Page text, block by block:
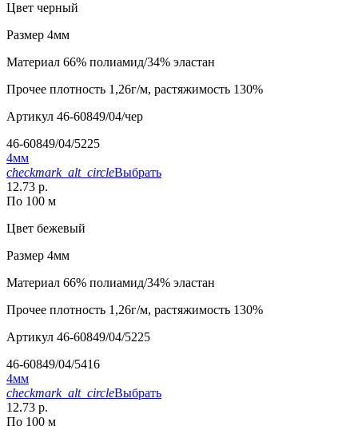
Цвет черный
Размер 4мм
Материал 66% полиамид/34% эластан
Прочее плотность 1,26г/м, растяжимость 130%
Артикул 46-60849/04/чер
46-60849/04/5225
4мм
checkmark_alt_circleВыбрать
12.73 р.
По 100 м
Цвет бежевый
Размер 4мм
Материал 66% полиамид/34% эластан
Прочее плотность 1,26г/м, растяжимость 130%
Артикул 46-60849/04/5225
46-60849/04/5416
4мм
checkmark_alt_circleВыбрать
12.73 р.
По 100 м